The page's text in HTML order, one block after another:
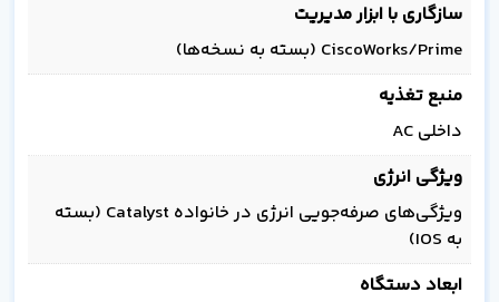
سازگاری با ابزار مدیریت
CiscoWorks/Prime (بسته به نسخه‌ها)
منبع تغذیه
داخلی AC
ویژگی انرژی
ویژگی‌های صرفه‌جویی انرژی در خانواده Catalyst (بسته
به IOS)
ابعاد دستگاه